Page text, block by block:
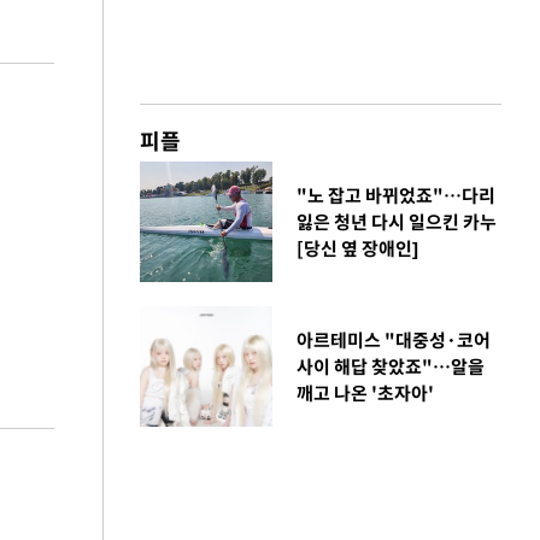
피플
"노 잡고 바뀌었죠"…다리
잃은 청년 다시 일으킨 카누
[당신 옆 장애인]
아르테미스 "대중성·코어
사이 해답 찾았죠"…알을
깨고 나온 '초자아'